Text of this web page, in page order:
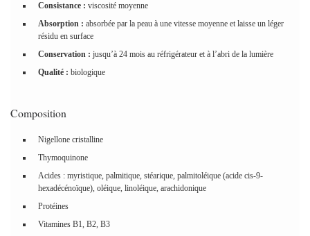
Consistance : viscosité moyenne
Absorption : absorbée par la peau à une vitesse moyenne et laisse un léger
résidu en surface
Conservation : jusqu’à 24 mois au réfrigérateur et à l’abri de la lumière
Qualité : biologique
Composition
Nigellone cristalline
Thymoquinone
Acides : myristique, palmitique, stéarique, palmitoléique (acide cis-9-
hexadécénoïque), oléique, linoléique, arachidonique
Protéines
Vitamines B1, B2, B3